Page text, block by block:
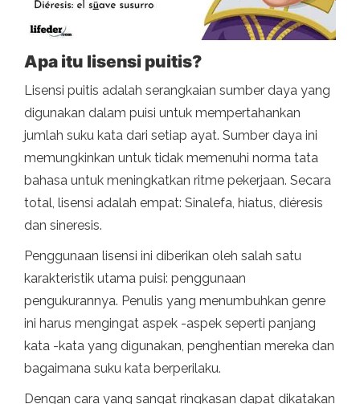
Apa itu lisensi puitis?
Lisensi puitis adalah serangkaian sumber daya yang
digunakan dalam puisi untuk mempertahankan
jumlah suku kata dari setiap ayat. Sumber daya ini
memungkinkan untuk tidak memenuhi norma tata
bahasa untuk meningkatkan ritme pekerjaan. Secara
total, lisensi adalah empat: Sinalefa, hiatus, diéresis
dan sineresis.
Penggunaan lisensi ini diberikan oleh salah satu
karakteristik utama puisi: penggunaan
pengukurannya. Penulis yang menumbuhkan genre
ini harus mengingat aspek -aspek seperti panjang
kata -kata yang digunakan, penghentian mereka dan
bagaimana suku kata berperilaku.
Dengan cara yang sangat ringkasan dapat dikatakan